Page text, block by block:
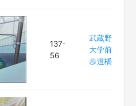
137-
56
武蔵野
大学前
歩道橋